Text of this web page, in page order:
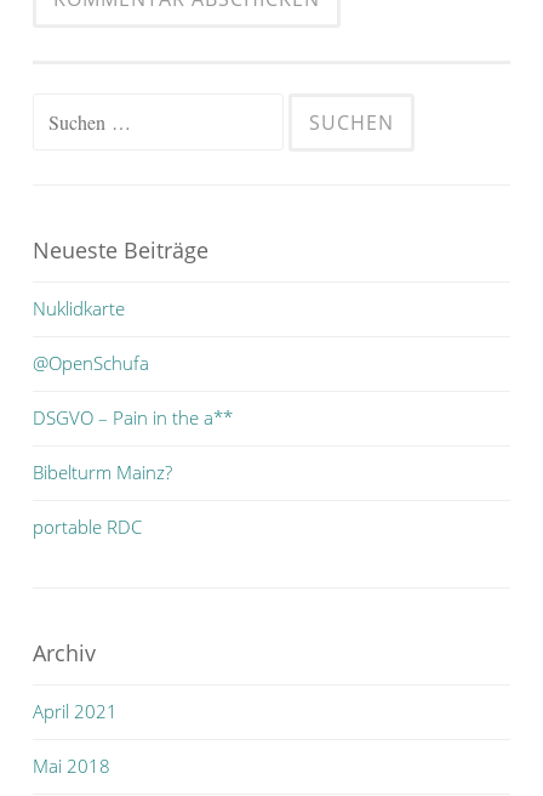
Suchen
Neueste Beiträge
Nuklidkarte
@OpenSchufa
DSGVO – Pain in the a**
Bibelturm Mainz?
portable RDC
Archiv
April 2021
Mai 2018